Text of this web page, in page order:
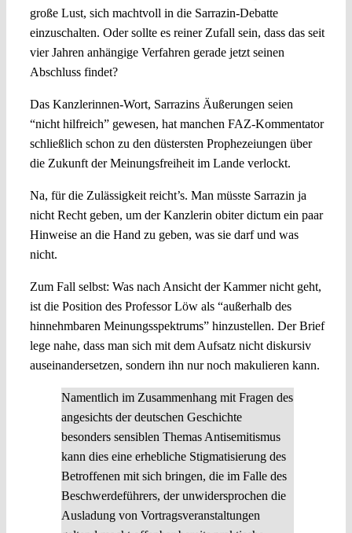
große Lust, sich machtvoll in die Sarrazin-Debatte
einzuschalten. Oder sollte es reiner Zufall sein, dass das seit
vier Jahren anhängige Verfahren gerade jetzt seinen
Abschluss findet?
Das Kanzlerinnen-Wort, Sarrazins Äußerungen seien
“nicht hilfreich” gewesen, hat manchen FAZ-Kommentator
schließlich schon zu den düstersten Prophezeiungen über
die Zukunft der Meinungsfreiheit im Lande verlockt.
Na, für die Zulässigkeit reicht’s. Man müsste Sarrazin ja
nicht Recht geben, um der Kanzlerin obiter dictum ein paar
Hinweise an die Hand zu geben, was sie darf und was
nicht.
Zum Fall selbst: Was nach Ansicht der Kammer nicht geht,
ist die Position des Professor Löw als “außerhalb des
hinnehmbaren Meinungsspektrums” hinzustellen. Der Brief
lege nahe, dass man sich mit dem Aufsatz nicht diskursiv
auseinandersetzen, sondern ihn nur noch makulieren kann.
Namentlich im Zusammenhang mit Fragen des
angesichts der deutschen Geschichte
besonders sensiblen Themas Antisemitismus
kann dies eine erhebliche Stigmatisierung des
Betroffenen mit sich bringen, die im Falle des
Beschwerdeführers, der unwidersprochen die
Ausladung von Vortragsveranstaltungen